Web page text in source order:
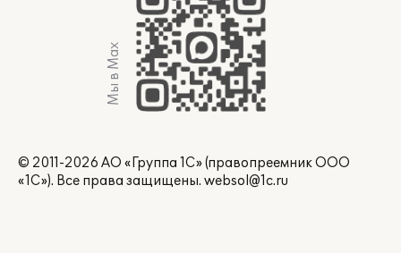
Мы в Max
© 2011-2026 АО «Группа 1С» (правопреемник ООО
«1С»). Все права защищены. websol@1c.ru